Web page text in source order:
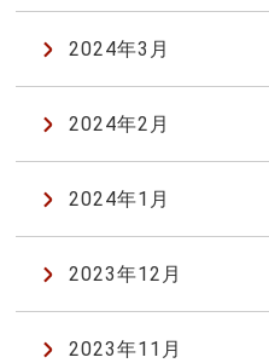
2024年3月
2024年2月
2024年1月
2023年12月
2023年11月